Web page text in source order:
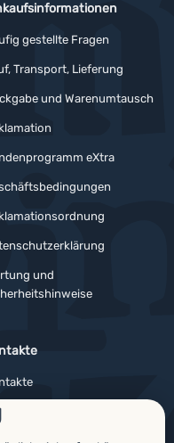
gestellte Fragen
Transport, Lieferung
und Warenumtausch
eXtra
und
für Firmen und Vereine